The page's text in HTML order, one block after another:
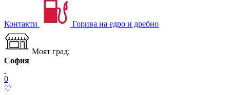
Контакти Горива на едро и дребно
Моят град:
София
0
♡